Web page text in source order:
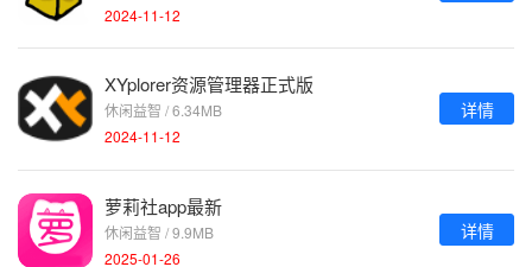
2024-11-12
XYplorer资源管理器正式版
休闲益智 / 6.34MB
2024-11-12
详情
萝莉社app最新
休闲益智 / 9.9MB
2025-01-26
详情